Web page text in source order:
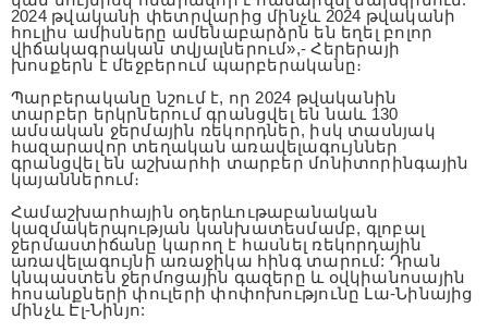
2024 թվականի փետրվարից մինչև 2024 թվականի
հուլիս ամիսները ամենաբարձրն են եղել բոլոր
վիճակագրական տվյալներում»,- Հերերայի
խոսքերն է մեջբերում պարբերականը։
Պարբերականը նշում է, որ 2024 թվականին
տարբեր երկրներում գրանցվել են նաև 130
ամսական ջերմային ռեկորդներ, իսկ տասնյակ
հազարավոր տեղական առավելագույններ
գրանցվել են աշխարհի տարբեր մոնիտորինգային
կայաններում։
Համաշխարհային օդերևութաբանական
կազմակերպության կանխատեսմամբ, գլոբալ
ջերմաստիճանը կարող է հասնել ռեկորդային
առավելագույնի առաջիկա հինգ տարում: Դրան
կնպաստեն ջերմոցային գազերը և օվկիանոսային
հոսանքների փուլերի փոփոխությունը Լա-Նինայից
մինչև Էլ-Նինյո: